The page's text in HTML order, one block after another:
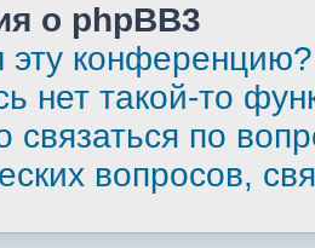
о phpBB3
эту конференцию?
нет такой-то
по
вопросов,